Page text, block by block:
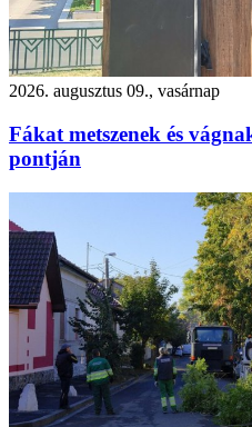
2026. augusztus 09., vasárnap
Fákat metszenek és
pontján